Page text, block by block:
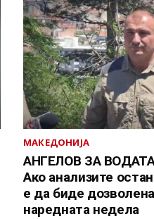
МАКЕДОНИЈА
АНГЕЛОВ ЗА
Ако анализите
е да биде
наредната недела